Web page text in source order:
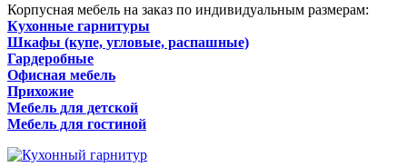
Корпусная мебель на заказ по индивидуальным размерам:
Кухонные гарнитуры
Шкафы (купе, угловые, распашные)
Гардеробные
Офисная мебель
Прихожие
Мебель для детской
Мебель для гостиной